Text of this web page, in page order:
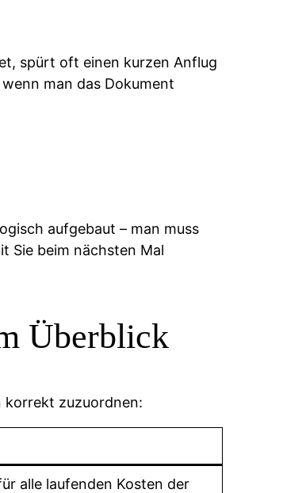
spürt oft einen kurzen Anflug
man das Dokument
aufgebaut – man muss
Sie beim nächsten Mal
Überblick
korrekt zuzuordnen:
alle laufenden Kosten der